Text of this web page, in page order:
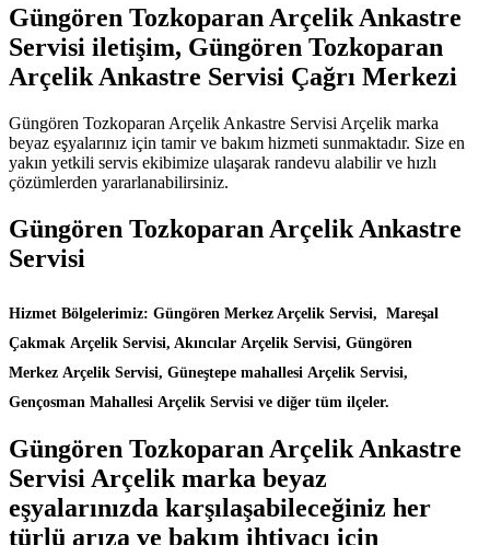
Güngören Tozkoparan Arçelik Ankastre
Servisi iletişim, Güngören Tozkoparan
Arçelik Ankastre Servisi Çağrı Merkezi
Güngören Tozkoparan Arçelik Ankastre Servisi Arçelik marka
beyaz eşyalarınız için tamir ve bakım hizmeti sunmaktadır. Size en
yakın yetkili servis ekibimize ulaşarak randevu alabilir ve hızlı
çözümlerden yararlanabilirsiniz.
Güngören Tozkoparan Arçelik Ankastre
Servisi
Hizmet Bölgelerimiz: Güngören Merkez Arçelik Servisi, Mareşal
Çakmak Arçelik Servisi, Akıncılar Arçelik Servisi, Güngören
Merkez Arçelik Servisi, Güneştepe mahallesi Arçelik Servisi,
Gençosman Mahallesi Arçelik Servisi ve diğer tüm ilçeler.
Güngören Tozkoparan Arçelik Ankastre
Servisi Arçelik marka beyaz
eşyalarınızda karşılaşabileceğiniz her
türlü arıza ve bakım ihtiyacı için